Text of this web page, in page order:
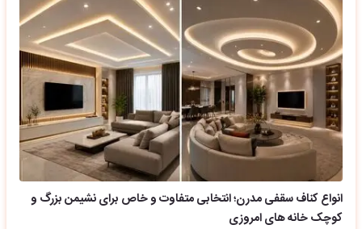
انواع کناف سقفی مدرن؛ انتخابی متفاوت و خاص برای نشیمن بزرگ و
کوچک خانه های امروزی